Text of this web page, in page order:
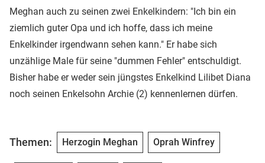
Meghan auch zu seinen zwei Enkelkindern: "Ich bin ein
ziemlich guter Opa und ich hoffe, dass ich meine
Enkelkinder irgendwann sehen kann." Er habe sich
unzählige Male für seine "dummen Fehler" entschuldigt.
Bisher habe er weder sein jüngstes Enkelkind Lilibet Diana
noch seinen Enkelsohn Archie (2) kennenlernen dürfen.
Themen: Herzogin Meghan Oprah Winfrey